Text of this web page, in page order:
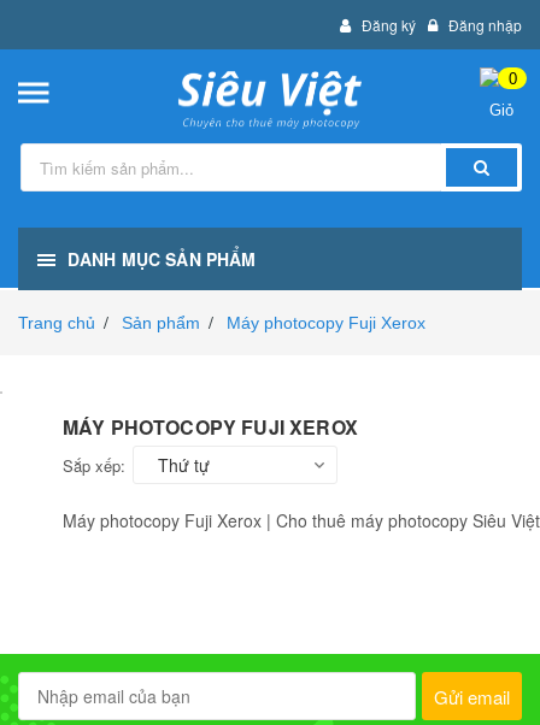
Đăng ký Đăng nhập
0
DANH MỤC SẢN PHẨM
Trang chủ / Sản phẩm / Máy photocopy Fuji Xerox
MÁY PHOTOCOPY FUJI XEROX
Sắp xếp: Thứ tự
Máy photocopy Fuji Xerox | Cho thuê máy photocopy Siêu Việt
Gửi email